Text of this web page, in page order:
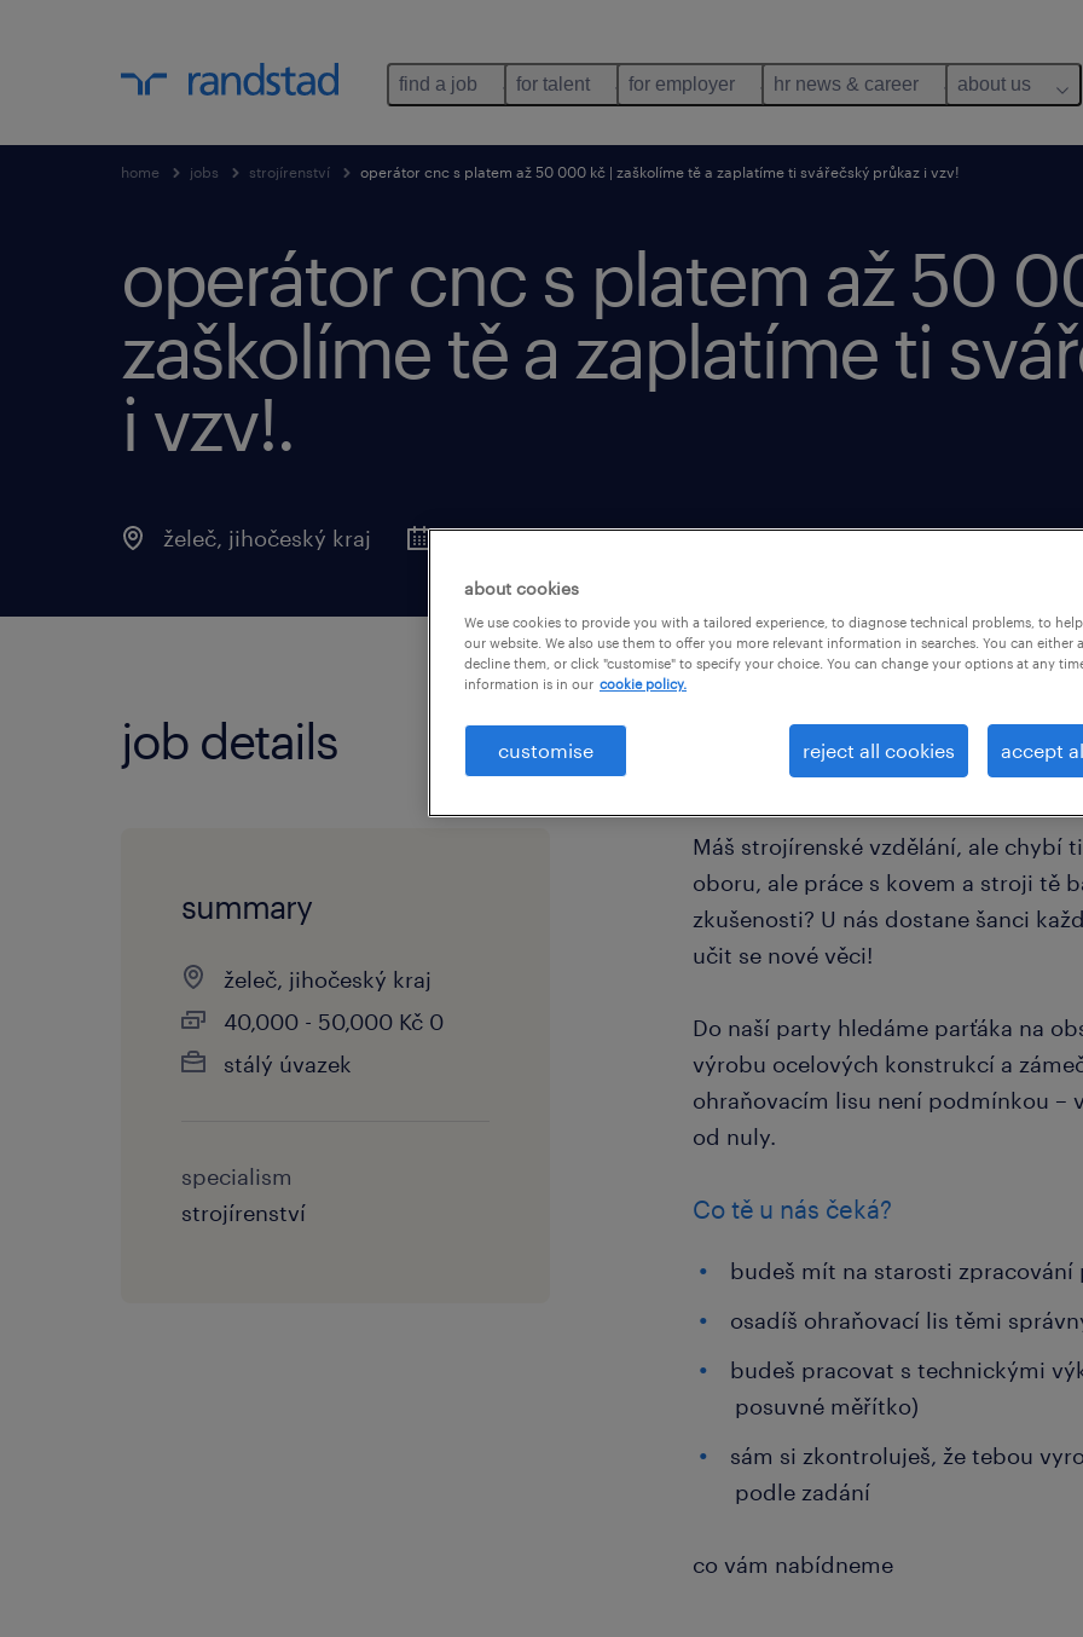
find a job for talent for employer hr news & career about us
home jobs strojírenství operátor cnc s platem až 50 000 kč | zaškolíme tě a zaplatíme ti svářečský průkaz i vzv!
operátor cnc s platem až 50
zaškolíme tě a zaplatíme ti
i vzv!.
želeč, jihočeský kraj posted 8 june 2026 closes 31 october 2026
job details
summary
želeč, jihočeský kraj
40,000 - 50,000 Kč 0
stálý úvazek
specialism
strojírenství
Máš strojírenské vzdělání, ale chybí
oboru, ale práce s kovem a stroji tě
zkušenosti? U nás dostane šanci
učit se nové věci!
Do naší party hledáme parťáka na
výrobu ocelových konstrukcí a
ohraňovacím lisu není podmínkou –
od nuly.
Co tě u nás čeká?
budeš mít na starosti
osadíš ohraňovací lis těmi
budeš pracovat s technickými
posuvné měřítko)
sám si zkontroluješ, že tebou
podle zadání
co vám nabídneme
about cookies
We use cookies to provide you with a tailored experience, to diagnose technical problems, to
our website. We also use them to offer you more relevant information in searches. You can either
decline them, or click "customise" to specify your choice. You can change your options at any
information is in our cookie policy.
customise reject all cookies accept